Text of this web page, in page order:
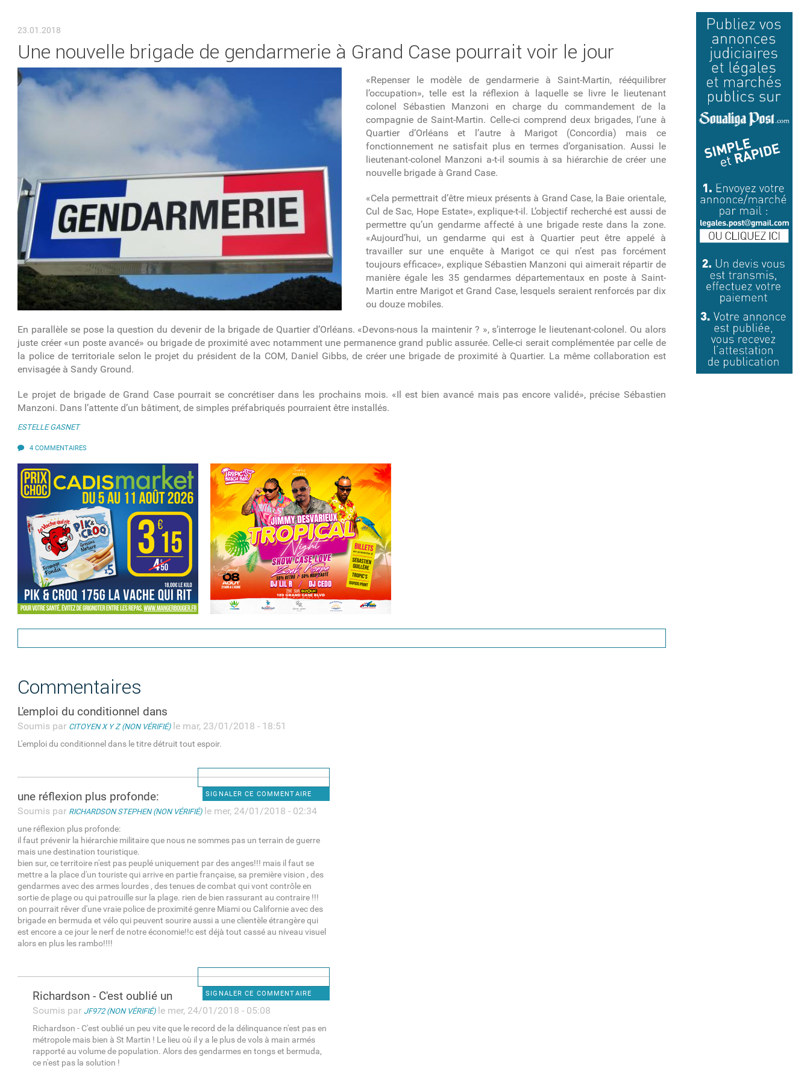
23.01.2018
Une nouvelle brigade de gendarmerie à Grand Case pourrait voir le jour
«Repenser le modèle de gendarmerie à Saint-Martin, rééquilibrer
l’occupation», telle est la réflexion à laquelle se livre le lieutenant
colonel Sébastien Manzoni en charge du commandement de la
compagnie de Saint-Martin. Celle-ci comprend deux brigades, l’une à
Quartier d’Orléans et l’autre à Marigot (Concordia) mais ce
fonctionnement ne satisfait plus en termes d’organisation. Aussi le
lieutenant-colonel Manzoni a-t-il soumis à sa hiérarchie de créer une
nouvelle brigade à Grand Case.
«Cela permettrait d’être mieux présents à Grand Case, la Baie orientale,
Cul de Sac, Hope Estate», explique-t-il. L’objectif recherché est aussi de
permettre qu’un gendarme affecté à une brigade reste dans la zone.
«Aujourd’hui, un gendarme qui est à Quartier peut être appelé à
travailler sur une enquête à Marigot ce qui n’est pas forcément
toujours efficace», explique Sébastien Manzoni qui aimerait répartir de
manière égale les 35 gendarmes départementaux en poste à Saint-
Martin entre Marigot et Grand Case, lesquels seraient renforcés par dix
ou douze mobiles.
En parallèle se pose la question du devenir de la brigade de Quartier d’Orléans. «Devons-nous la maintenir ? », s’interroge le lieutenant-colonel. Ou alors
juste créer «un poste avancé» ou brigade de proximité avec notamment une permanence grand public assurée. Celle-ci serait complémentée par celle de
la police de territoriale selon le projet du président de la COM, Daniel Gibbs, de créer une brigade de proximité à Quartier. La même collaboration est
envisagée à Sandy Ground.
Le projet de brigade de Grand Case pourrait se concrétiser dans les prochains mois. «Il est bien avancé mais pas encore validé», précise Sébastien
Manzoni. Dans l’attente d’un bâtiment, de simples préfabriqués pourraient être installés.
ESTELLE GASNET
4 COMMENTAIRES
Commentaires
L'emploi du conditionnel dans
Soumis par CITOYEN X Y Z (NON VÉRIFIÉ)le mar, 23/01/2018 - 18:51
L'emploi du conditionnel dans le titre détruit tout espoir.
SIGNALER CE COMMENTAIRE
une réflexion plus profonde:
Soumis par RICHARDSON STEPHEN (NON VÉRIFIÉ)le mer, 24/01/2018 - 02:34
une réflexion plus profonde:
il faut prévenir la hiérarchie militaire que nous ne sommes pas un terrain de guerre
mais une destination touristique.
bien sur, ce territoire n'est pas peuplé uniquement par des anges!!! mais il faut se
mettre a la place d'un touriste qui arrive en partie française, sa première vision , des
gendarmes avec des armes lourdes , des tenues de combat qui vont contrôle en
sortie de plage ou qui patrouille sur la plage. rien de bien rassurant au contraire !!!
on pourrait rêver d'une vraie police de proximité genre Miami ou Californie avec des
brigade en bermuda et vélo qui peuvent sourire aussi a une clientèle étrangère qui
est encore a ce jour le nerf de notre économie!!c est déjà tout cassé au niveau visuel
alors en plus les rambo!!!!
SIGNALER CE COMMENTAIRE
Richardson - C'est oublié un
Soumis par JF972 (NON VÉRIFIÉ)le mer, 24/01/2018 - 05:08
Richardson - C'est oublié un peu vite que le record de la délinquance n'est pas en
métropole mais bien à St Martin ! Le lieu où il y a le plus de vols à main armés
rapporté au volume de population. Alors des gendarmes en tongs et bermuda,
ce n'est pas la solution !